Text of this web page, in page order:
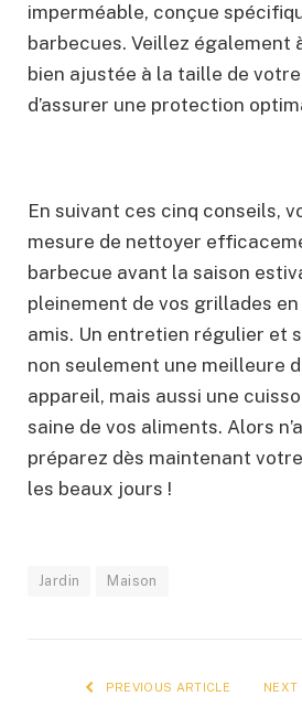
imperméable, conçue
barbecues. Veillez également
bien ajustée à la taille de
d’assurer une protection
En suivant ces cinq conseils,
mesure de nettoyer
barbecue avant la saison
pleinement de vos grillades
amis. Un entretien régulier et
non seulement une meilleure
appareil, mais aussi une
saine de vos aliments. Alors
préparez dès maintenant
les beaux jours !
Jardin Maison
PREVIOUS ARTICLE NEXT